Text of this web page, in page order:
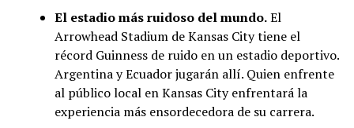
El estadio más ruidoso del mundo.El
Arrowhead Stadium de Kansas City tiene el
récord Guinness de ruido en un estadio deportivo.
Argentina y Ecuador jugarán allí. Quien enfrente
al público local en Kansas City enfrentará la
experiencia más ensordecedora de su carrera.